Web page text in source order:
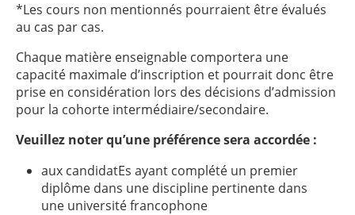
*Les cours non mentionnés pourraient être évalués
au cas par cas.
Chaque matière enseignable comportera une
capacité maximale d’inscription et pourrait donc être
prise en considération lors des décisions d’admission
pour la cohorte intermédiaire/secondaire.
Veuillez noter qu’une préférence sera accordée :
aux candidatEs ayant complété un premier
diplôme dans une discipline pertinente dans
une université francophone